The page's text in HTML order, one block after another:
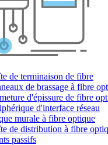
de terminaison de fibre
de brassage à fibre
d'épissure de fibre
d'interface réseau
murale à fibre optique
de distribution à fibre
passifs